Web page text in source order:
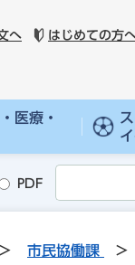
へ はじめての方
医療・
PDF
> 市民協働課 >